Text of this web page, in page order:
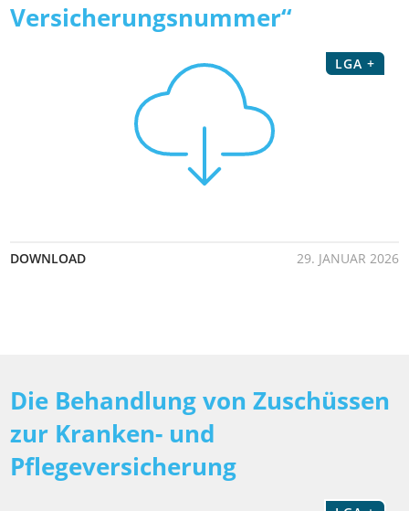
Versicherungsnummer“
LGA +
DOWNLOAD 29. JANUAR 2026
Die Behandlung von Zuschüssen
zur Kranken- und
Pflegeversicherung